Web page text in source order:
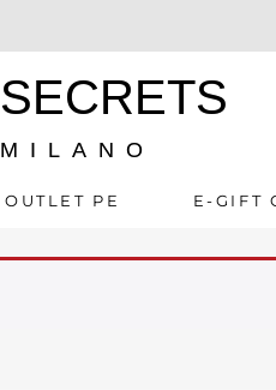
SECRETS
MILANO
OUTLET PE E-GIFT